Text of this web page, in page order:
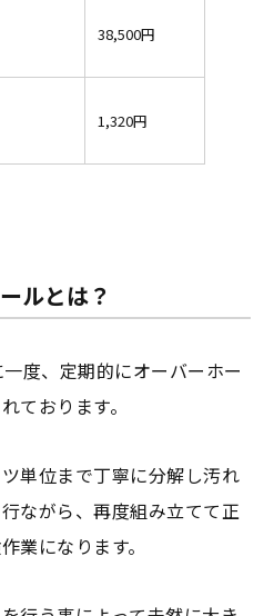
38,500円
1,320円
ルとは？
度、定期的にオーバーホー
ております。
単位まで丁寧に分解し汚れ
ながら、再度組み立てて正
業になります。